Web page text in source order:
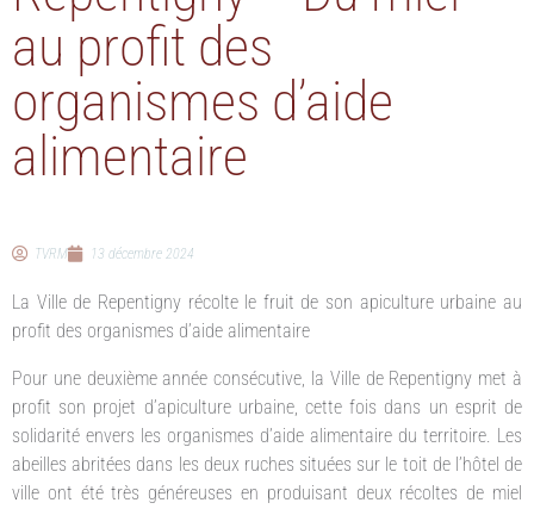
au profit des
organismes d’aide
alimentaire
TVRM 13 décembre 2024
La Ville de Repentigny récolte le fruit de son apiculture urbaine au
profit des organismes d’aide alimentaire
Pour une deuxième année consécutive, la Ville de Repentigny met à
profit son projet d’apiculture urbaine, cette fois dans un esprit de
solidarité envers les organismes d’aide alimentaire du territoire. Les
abeilles abritées dans les deux ruches situées sur le toit de l’hôtel de
ville ont été très généreuses en produisant deux récoltes de miel